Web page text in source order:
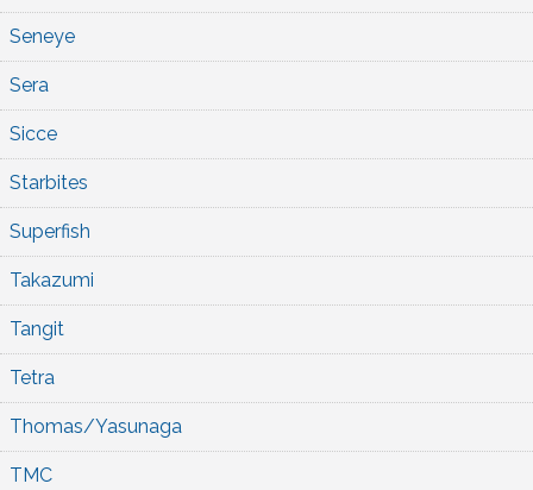
Seneye
Sera
Sicce
Starbites
Superfish
Takazumi
Tangit
Tetra
Thomas/Yasunaga
TMC